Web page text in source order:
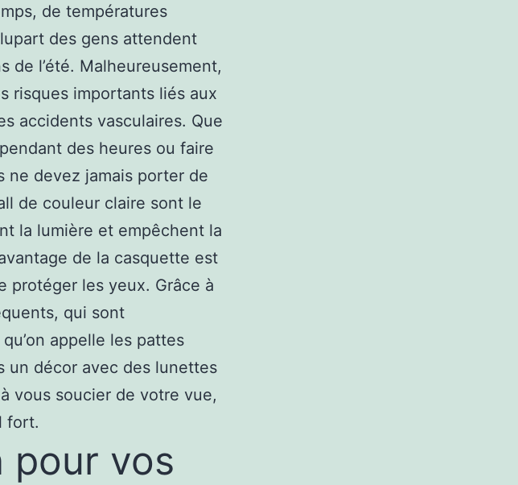
de températures
des gens attendent
de l’été. Malheureusement,
risques importants liés aux
accidents vasculaires. Que
des heures ou faire
ne devez jamais porter de
de couleur claire sont le
la lumière et empêchent la
de la casquette est
protéger les yeux. Grâce à
qui sont
appelle les pattes
un décor avec des lunettes
vous soucier de votre vue,
fort.
pour vos